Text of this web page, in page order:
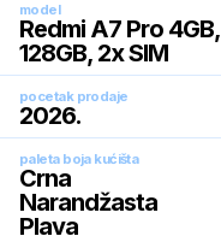
model
Redmi A7 Pro 4GB,
128GB, 2x SIM
pocetak prodaje
2026.
paleta boja kućišta
Crna
Narandžasta
Plava